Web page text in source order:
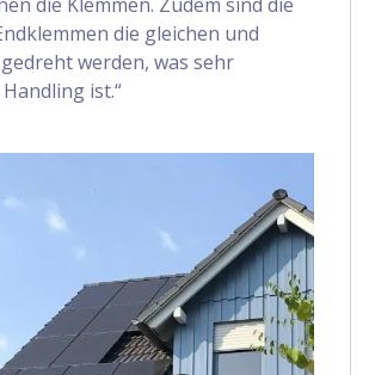
die gleichen und
werden, was sehr
ist.“